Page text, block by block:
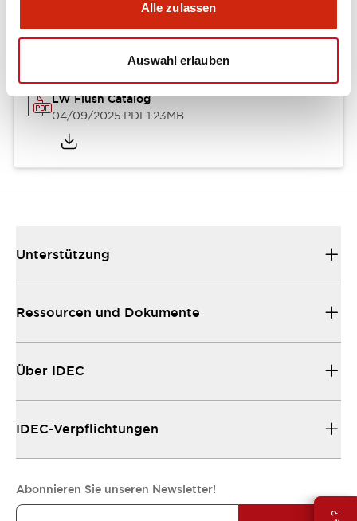
Alle zulassen
Auswahl erlauben
Kataloge & Broschüren Genehmigungen & Standards
LW Flush Catalog
04/09/2025.PDF1.23MB
Unterstützung
Ressourcen und Dokumente
Über IDEC
IDEC-Verpflichtungen
Abonnieren Sie unseren Newsletter!